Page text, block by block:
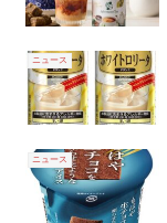
ニュース
ニュース